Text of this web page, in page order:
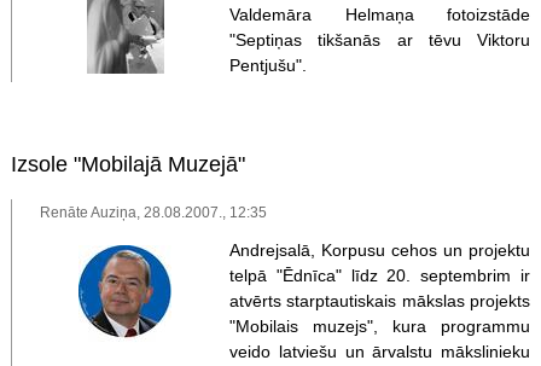
Valdemāra Helmaņa fotoizstāde
"Septiņas tikšanās ar tēvu Viktoru
Pentjušu".
Izsole "Mobilajā Muzejā"
Renāte Auziņa, 28.08.2007., 12:35
Andrejsalā, Korpusu cehos un projektu
telpā "Ēdnīca" līdz 20. septembrim ir
atvērts starptautiskais mākslas projekts
"Mobilais muzejs", kura programmu
veido latviešu un ārvalstu mākslinieku